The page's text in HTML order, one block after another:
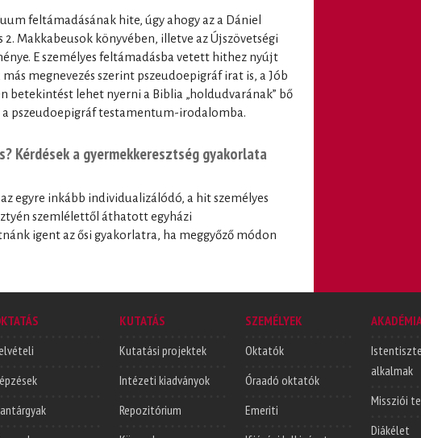
feltámadásának hite, úgy ahogy az a Dániel
Makkabeusok könyvében, illetve az Újszövetségi
E személyes feltámadásba vetett hithez nyújt
megnevezés szerint pszeudoepigráf irat is, a Jób
lehet nyerni a Biblia „holdudvarának” bő
pszeudoepigráf testamentum-irodalomba.
Kérdések a gyermekkeresztség gyakorlata
egyre inkább individualizálódó, a hit személyes
szemlélettől áthatott egyházi
igent az ősi gyakorlatra, ha meggyőző módon
KUTATÁS
Kutatási projektek
Intézeti kiadványok
Repozitórium
SZEMÉLYEK
Oktatók
Óraadó oktatók
Emeriti
alkalmak
Missziói
Diákélet